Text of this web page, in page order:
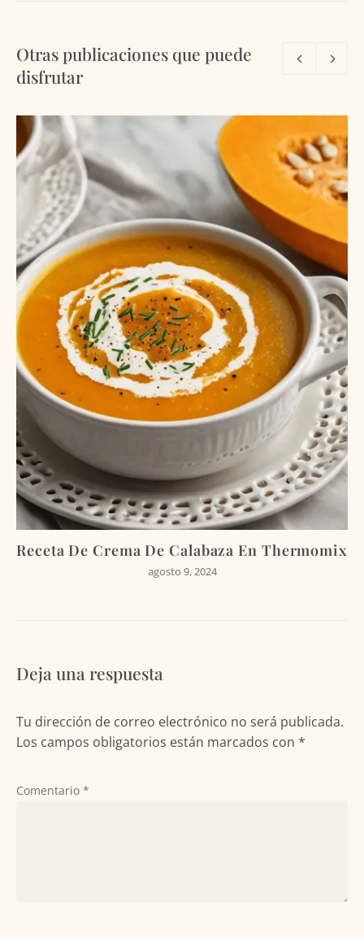
Otras publicaciones que puede
disfrutar
Receta De Crema De Calabaza En Thermomix
agosto 9, 2024
Deja una respuesta
Tu dirección de correo electrónico no será publicada.
Los campos obligatorios están marcados con *
Comentario *